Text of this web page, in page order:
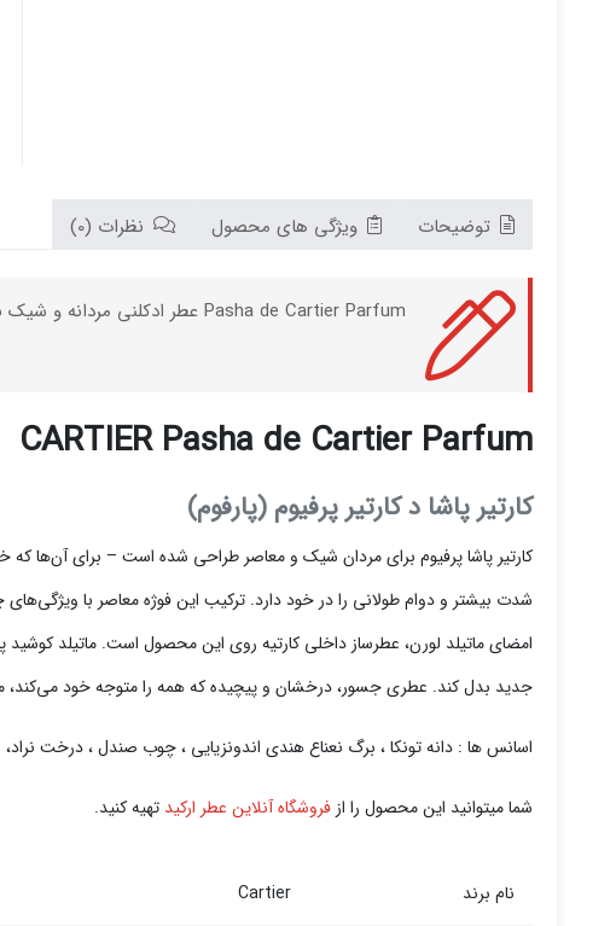
توضیحات ویژگی های محصول نظرات (0)
Pasha de Cartier Parfum عطر ادکلنی مردانه و شیک با رایحه های شرقی فوژه می باشد که توسط برند CARTIER و در سال 2020 به بازار جهانی عرضه شده است.
CARTIER Pasha de Cartier Parfum
کارتیر پاشا د کارتیر پرفیوم (پارفوم)
کارتیر پاشا پرفیوم برای مردان شیک و معاصر طراحی شده است – برای آن‌ها
شدت بیشتر و دوام طولانی را در خود دارد. ترکیب این فوژه معاصر با
امضای ماتیلد لورن، عطرساز داخلی کارتیه روی این محصول است. ماتیلد
جدید بدل کند. عطری جسور، درخشان و پیچیده که همه را متوجه خود می‌کند،
اسانس ها : دانه تونکا ، برگ نعناع هندی اندونزیایی ، چوب صندل ، درخت
شما میتوانید این محصول را از فروشگاه آنلاین عطر ارکید تهیه کنید.
نام برند Cartier